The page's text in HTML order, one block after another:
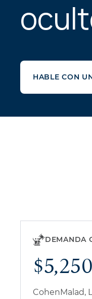
HABLE CON
DEMANDA
CohenMalad,